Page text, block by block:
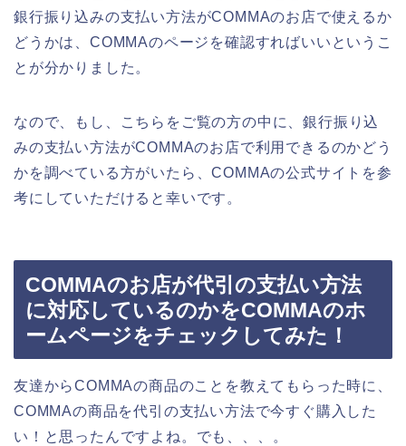
銀行振り込みの支払い方法がCOMMAのお店で使えるか
どうかは、COMMAのページを確認すればいいというこ
とが分かりました。
なので、もし、こちらをご覧の方の中に、銀行振り込
みの支払い方法がCOMMAのお店で利用できるのかどう
かを調べている方がいたら、COMMAの公式サイトを参
考にしていただけると幸いです。
COMMAのお店が代引の支払い方法
に対応しているのかをCOMMAのホ
ームページをチェックしてみた！
友達からCOMMAの商品のことを教えてもらった時に、
COMMAの商品を代引の支払い方法で今すぐ購入した
い！と思ったんですよね。でも、、、。